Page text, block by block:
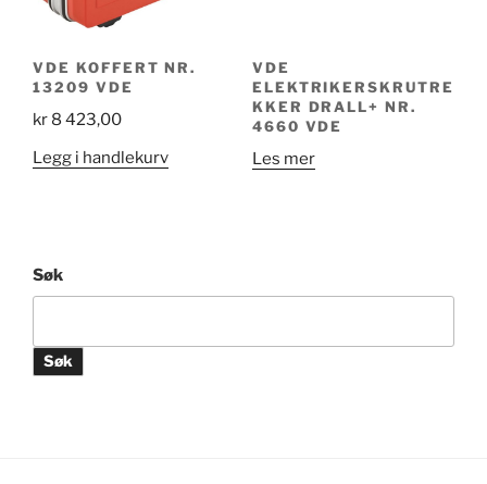
VDE KOFFERT NR.
13209 VDE
kr 8 423,00
Legg i handlekurv
VDE
ELEKTRIKERSKRUTRE
KKER DRALL+ NR.
4660 VDE
Les mer
Søk
Søk